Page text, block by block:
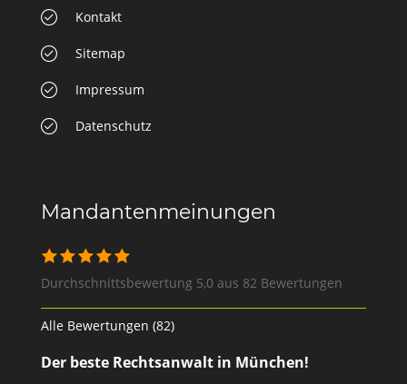
Kontakt
Sitemap
Impressum
Datenschutz
Mandantenmeinungen
Durchschnittsbewertung 5,0 aus 82 Bewertungen
Alle Bewertungen (82)
Der beste Rechtsanwalt in München!